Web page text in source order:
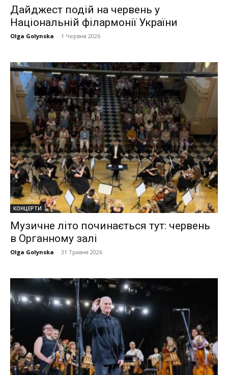
Дайджест подій на червень у
Національній філармонії України
Olga Golynska - 1 Червня 2026
КОНЦЕРТИ
Музичне літо починається тут: червень
в Органному залі
Olga Golynska - 31 Травня 2026